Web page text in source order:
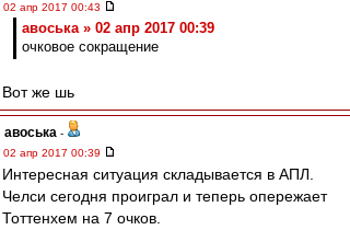
02 апр 2017 00:43
авоська » 02 апр 2017 00:39
очковое сокращение
Вот же шь
авоська -
02 апр 2017 00:39
Интересная ситуация cкладывается в АПЛ.
Челси сегодня проиграл и теперь опережает
Тоттенхем на 7 очков.